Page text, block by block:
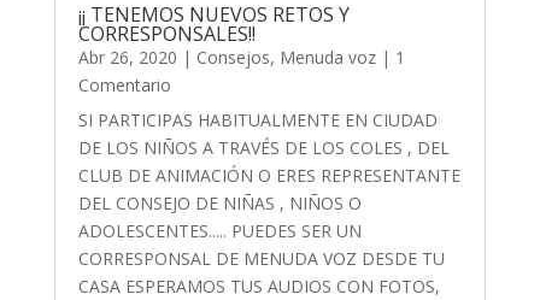
¡¡ TENEMOS NUEVOS RETOS Y
CORRESPONSALES!!
Abr 26, 2020 | Consejos, Menuda voz| 1
Comentario
SI PARTICIPAS HABITUALMENTE EN CIUDAD
DE LOS NIÑOS A TRAVÉS DE LOS COLES , DEL
CLUB DE ANIMACIÓN O ERES REPRESENTANTE
DEL CONSEJO DE NIÑAS , NIÑOS O
ADOLESCENTES..... PUEDES SER UN
CORRESPONSAL DE MENUDA VOZ DESDE TU
CASA ESPERAMOS TUS AUDIOS CON FOTOS,